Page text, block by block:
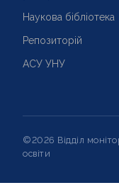
Наукова бібліотека
Репозиторій
АСУ УНУ
©2026 Відділ
освіти